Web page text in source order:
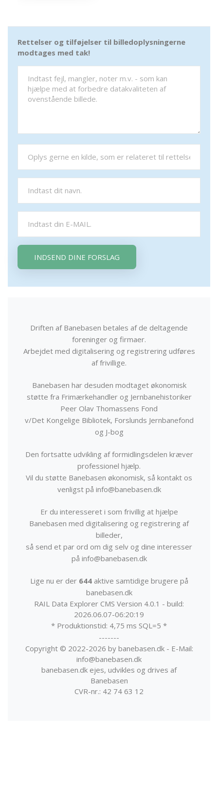
Rettelser og tilføjelser til billedoplysningerne
modtages med tak!
INDSEND DINE FORSLAG
Driften af Banebasen betales af de deltagende
foreninger og firmaer.
Arbejdet med digitalisering og registrering udføres
af frivillige.
Banebasen har desuden modtaget økonomisk
støtte fra Frimærkehandler og Jernbanehistoriker
Peer Olav Thomassens Fond
v/Det Kongelige Bibliotek, Forslunds Jernbanefond
og J-bog
Den fortsatte udvikling af formidlingsdelen kræver
professionel hjælp.
Vil du støtte Banebasen økonomisk, så kontakt os
venligst på info@banebasen.dk
Er du interesseret i som frivillig at hjælpe
Banebasen med digitalisering og registrering af
billeder,
så send et par ord om dig selv og dine interesser
på info@banebasen.dk
Lige nu er der 644aktive samtidige brugere på
banebasen.dk
RAIL Data Explorer CMS Version 4.0.1 - build:
2026.06.07-06:20:19
* Produktionstid: 4,75 ms SQL=5 *
-------
Copyright © 2022-2026 by banebasen.dk - E-Mail:
info@banebasen.dk
banebasen.dk ejes, udvikles og drives af
Banebasen
CVR-nr.: 42 74 63 12